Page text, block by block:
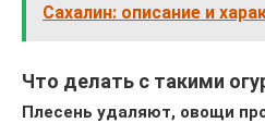
Сахалин: описание и
Что делать с такими
Плесень удаляют, овощи